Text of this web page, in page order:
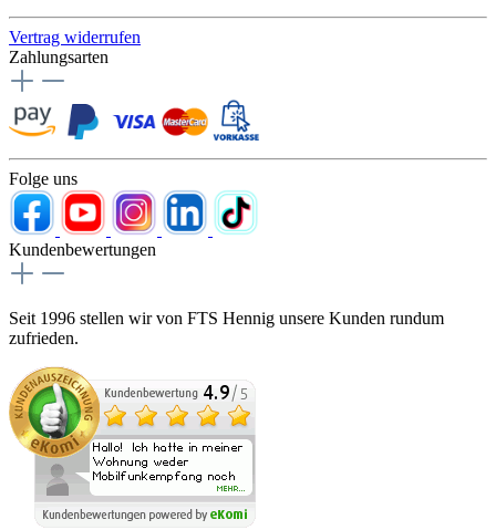
Vertrag widerrufen
Zahlungsarten
Folge uns
Kundenbewertungen
Seit 1996 stellen wir von FTS Hennig unsere Kunden rundum
zufrieden.